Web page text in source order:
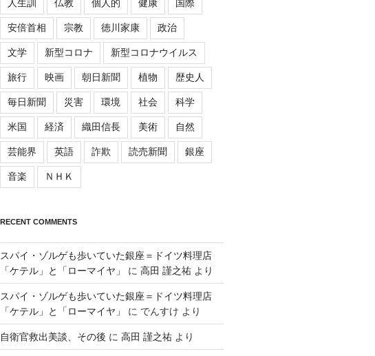
人生訓 仏教 個人的 健康 国際
安倍首相 宗教 徳川家康 政治
文学 新型コロナ 新型コロナウイルス
旅行 映画 朝日新聞 植物 歴史人
毎日新聞 災害 環境 社会 科学
米国 経済 織田信長 美術 自然
芸能界 英語 詐欺 読売新聞 銀座
音楽 ＮＨＫ
RECENT COMMENTS
スパイ・ゾルゲも歩いていた銀座＝ドイツ料理店
「ケテル」と「ローマイヤ」
に 高田 謹之祐より
スパイ・ゾルゲも歩いていた銀座＝ドイツ料理店
「ケテル」と「ローマイヤ」
に でんすけ より
自衛官救出美談、その後 に 高田 謹之祐より